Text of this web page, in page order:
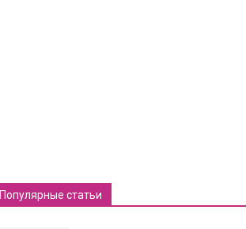
Популярные статьи